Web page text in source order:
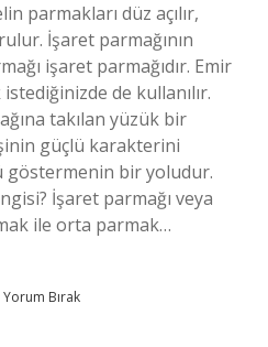
parmakları düz açılır,
İşaret parmağının
işaret parmağıdır. Emir
de kullanılır.
takılan yüzük bir
güçlü karakterini
göstermenin bir yoludur.
İşaret parmağı veya
ile orta parmak…
Yorum Bırak